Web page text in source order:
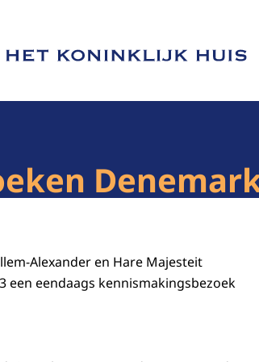
van Het Koninklijk Huis
Alexander en Hare Majesteit
een eendaags kennismakingsbezoek